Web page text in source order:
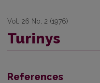
Vol. 26 No. 2 (1976)
Turinys
References